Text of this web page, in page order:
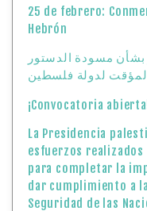
25 de febrero:
Hebrón
مسودة الدستور
لدولة فلسطين
¡Convocatoria
La Presidencia
esfuerzos
para completar la
dar cumplimiento a
Seguridad de las